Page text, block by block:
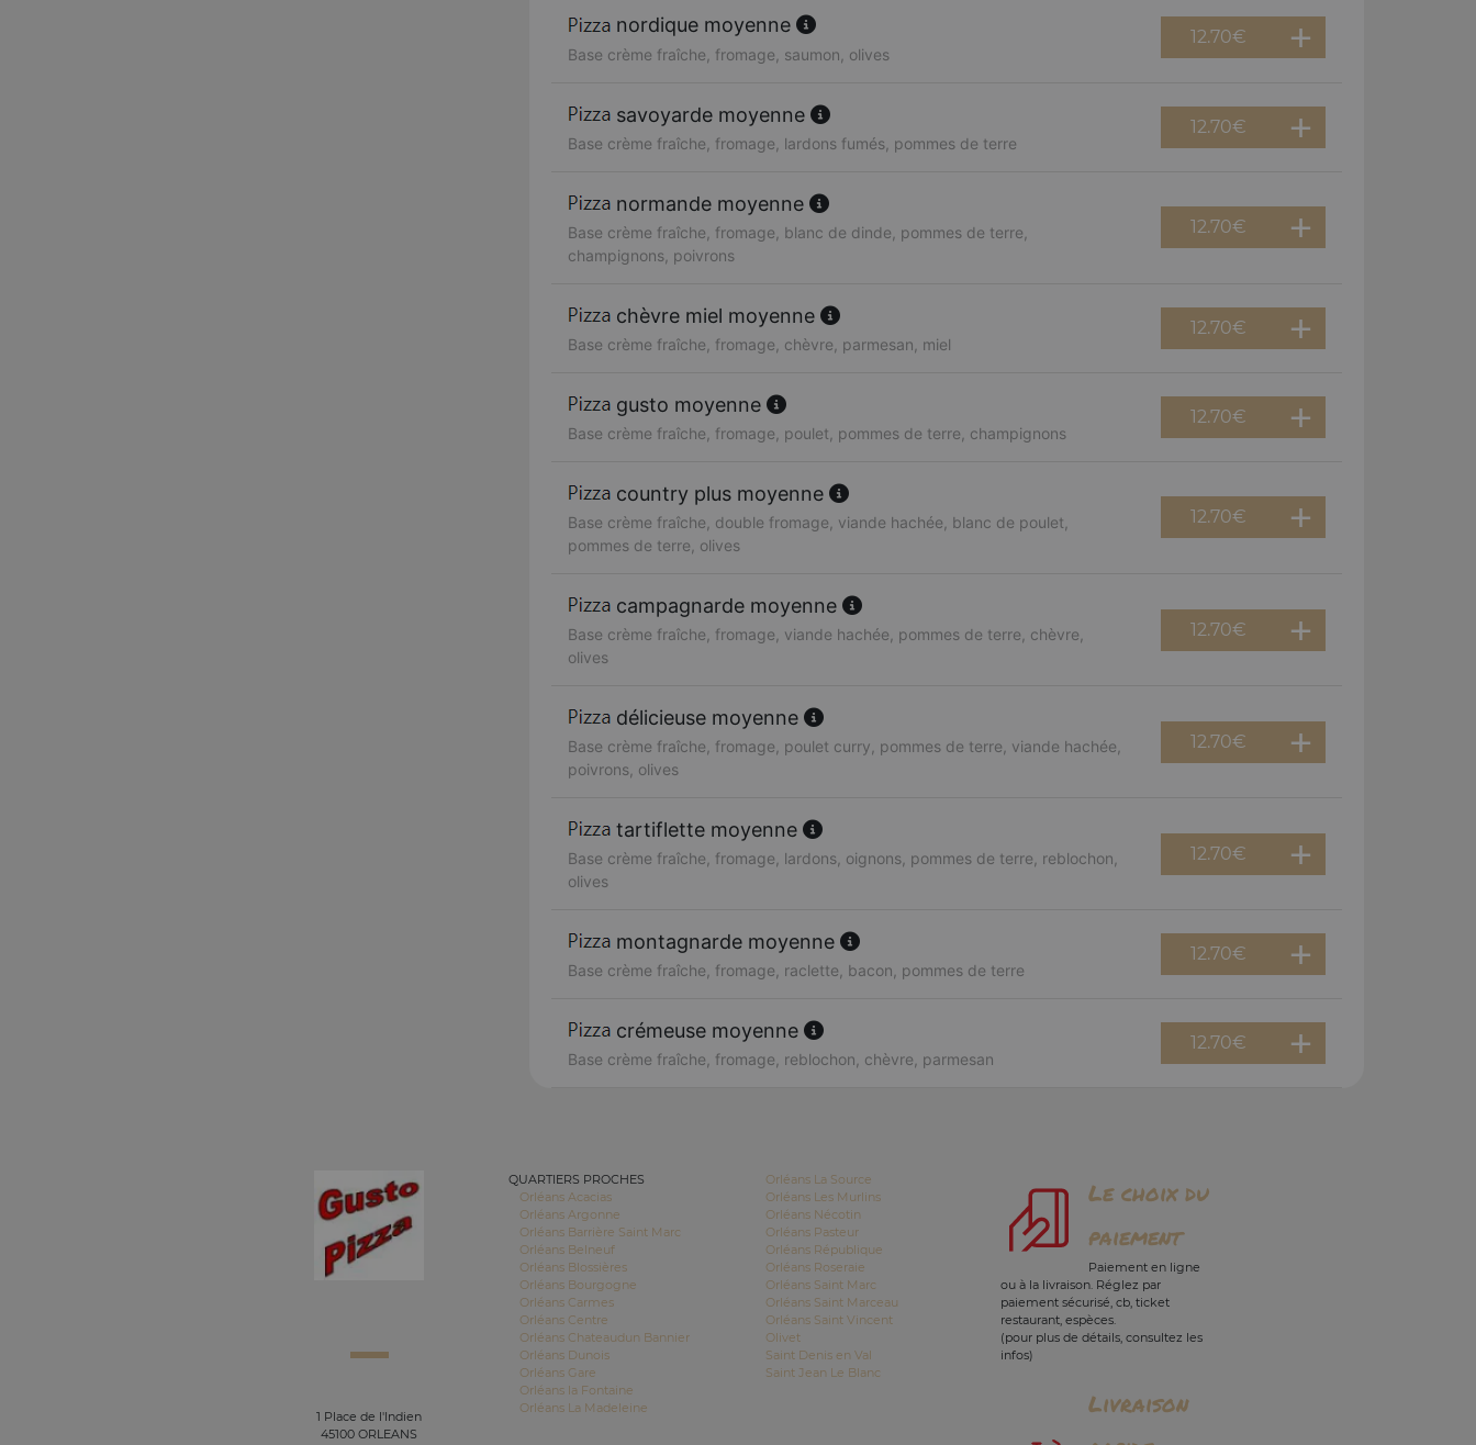
nordique moyenne
Base crème fraîche, fromage, saumon, olives
12.70€
savoyarde moyenne
Base crème fraîche, fromage, lardons fumés, pommes de terre
12.70€
normande moyenne
Base crème fraîche, fromage, blanc de dinde, pommes de terre,
champignons, poivrons
12.70€
chèvre miel moyenne
Base crème fraîche, fromage, chèvre, parmesan, miel
12.70€
gusto moyenne
Base crème fraîche, fromage, poulet, pommes de terre, champignons
12.70€
country plus moyenne
Base crème fraîche, double fromage, viande hachée, blanc de poulet,
pommes de terre, olives
12.70€
campagnarde moyenne
Base crème fraîche, fromage, viande hachée, pommes de terre, chèvre,
olives
12.70€
délicieuse moyenne
Base crème fraîche, fromage, poulet curry, pommes de terre, viande hachée,
poivrons, olives
12.70€
tartiflette moyenne
Base crème fraîche, fromage, lardons, oignons, pommes de terre, reblochon,
olives
12.70€
montagnarde moyenne
Base crème fraîche, fromage, raclette, bacon, pommes de terre
12.70€
crémeuse moyenne
Base crème fraîche, fromage, reblochon, chèvre, parmesan
12.70€
1 Place de l'Indien
45100 ORLEANS
QUARTIERS PROCHES
Orléans Acacias
Orléans Argonne
Orléans Barrière Saint Marc
Orléans Belneuf
Orléans Blossières
Orléans Bourgogne
Orléans Carmes
Orléans Centre
Orléans Chateaudun Bannier
Orléans Dunois
Orléans Gare
Orléans la Fontaine
Orléans La Madeleine
Orléans La Source
Orléans Les Murlins
Orléans Nécotin
Orléans Pasteur
Orléans République
Orléans Roseraie
Orléans Saint Marc
Orléans Saint Marceau
Orléans Saint Vincent
Olivet
Saint Denis en Val
Saint Jean Le Blanc
Le choix du
paiement
Paiement en ligne
ou à la livraison. Réglez par
paiement sécurisé, cb, ticket
restaurant, espèces.
(pour plus de détails, consultez les
infos)
Livraison